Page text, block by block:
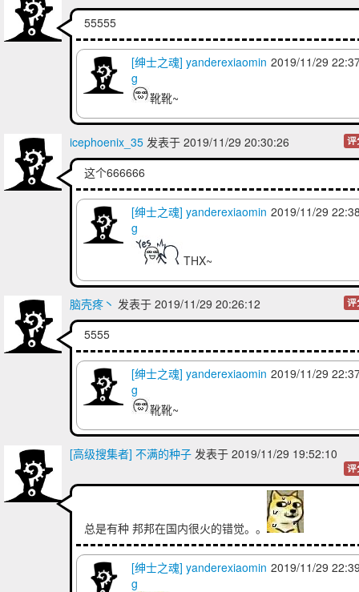
g
回复颜丸：
啥也不说了，自从跳了这坑我
吃土度日...
55555
2019/11/29
[绅士之魂] yanderexiaomin
g
靴靴~
icephoenix_35 发表于 2019/11/29 20:30:26 评
这个666666
2019/11/29
[绅士之魂] yanderexiaomin
g
THX~
脑壳疼丶 发表于 2019/11/29 20:26:12 评
5555
2019/11/29
[绅士之魂] yanderexiaomin
g
靴靴~
[高级搜集者] 不满的种子 发表于 2019/11/29 19:52:10
评
总是有种 邦邦在国内很火的错觉。。
2019/11/29
[绅士之魂] yanderexiaomin
g